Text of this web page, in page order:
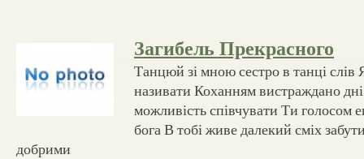
Загибель Прекрасного
Танцюй зі мною сестро в танці слів
називати Коханням вистраждано
можливість співчувати Ти голосом
бога В тобі живе далекий сміх
добрими